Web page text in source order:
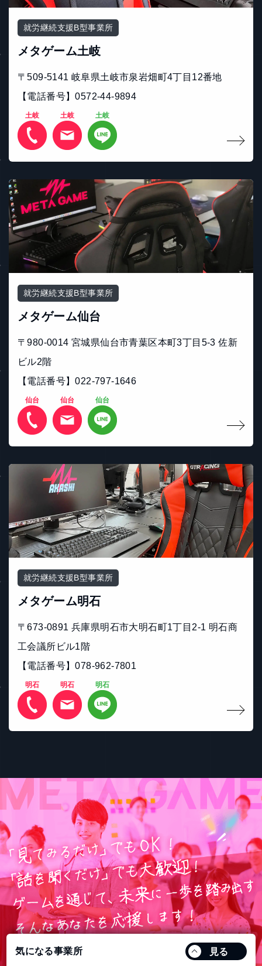
就労継続支援B型事業所
メタゲーム土岐
〒509-5141 岐⾩県⼟岐市泉岩畑町4丁⽬12番地
【電話番号】0572-44-9894
土岐 土岐 土岐
就労継続支援B型事業所
メタゲーム仙台
〒980-0014 宮城県仙台市青葉区本町3丁目5-3 佐新
ビル2階
【電話番号】022-797-1646
仙台 仙台 仙台
就労継続支援B型事業所
メタゲーム明石
〒673-0891 兵庫県明石市大明石町1丁目2-1 明石商
工会議所ビル1階
【電話番号】078-962-7801
明石 明石 明石
気になる事業所 見る